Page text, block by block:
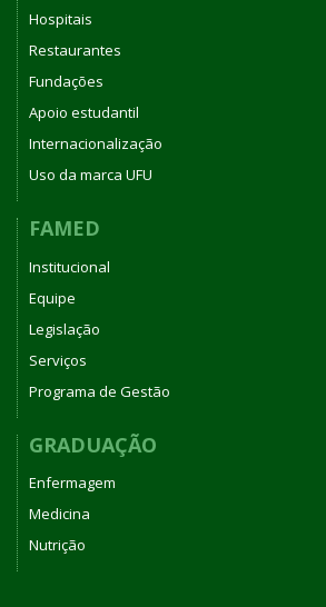
Hospitais
Restaurantes
Fundações
Apoio estudantil
Internacionalização
Uso da marca UFU
FAMED
Institucional
Equipe
Legislação
Serviços
Programa de Gestão
GRADUAÇÃO
Enfermagem
Medicina
Nutrição